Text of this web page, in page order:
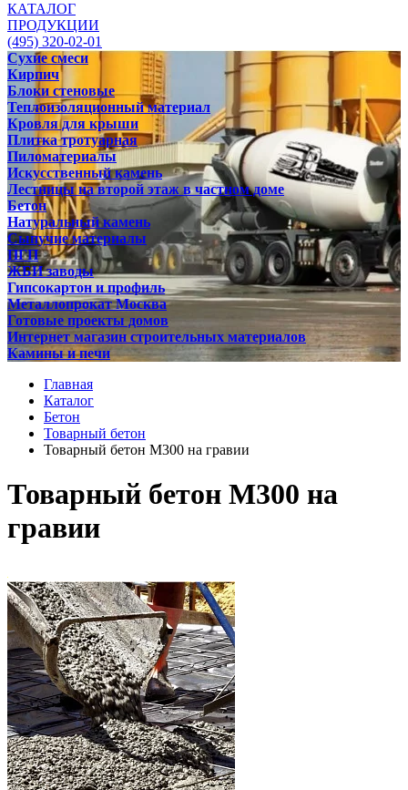
КАТАЛОГ
ПРОДУКЦИИ
(495) 320-02-01
Сухие смеси
Кирпич
Блоки стеновые
Теплоизоляционный материал
Кровля для крыши
Плитка тротуарная
Пиломатериалы
Искусственный камень
Лестницы на второй этаж в частном доме
Бетон
Натуральный камень
Сыпучие материалы
ПГП
ЖБИ заводы
Гипсокартон и профиль
Металлопрокат Москва
Готовые проекты домов
Интернет магазин строительных материалов
Камины и печи
Главная
Каталог
Бетон
Товарный бетон
Товарный бетон М300 на гравии
Товарный бетон М300 на
гравии